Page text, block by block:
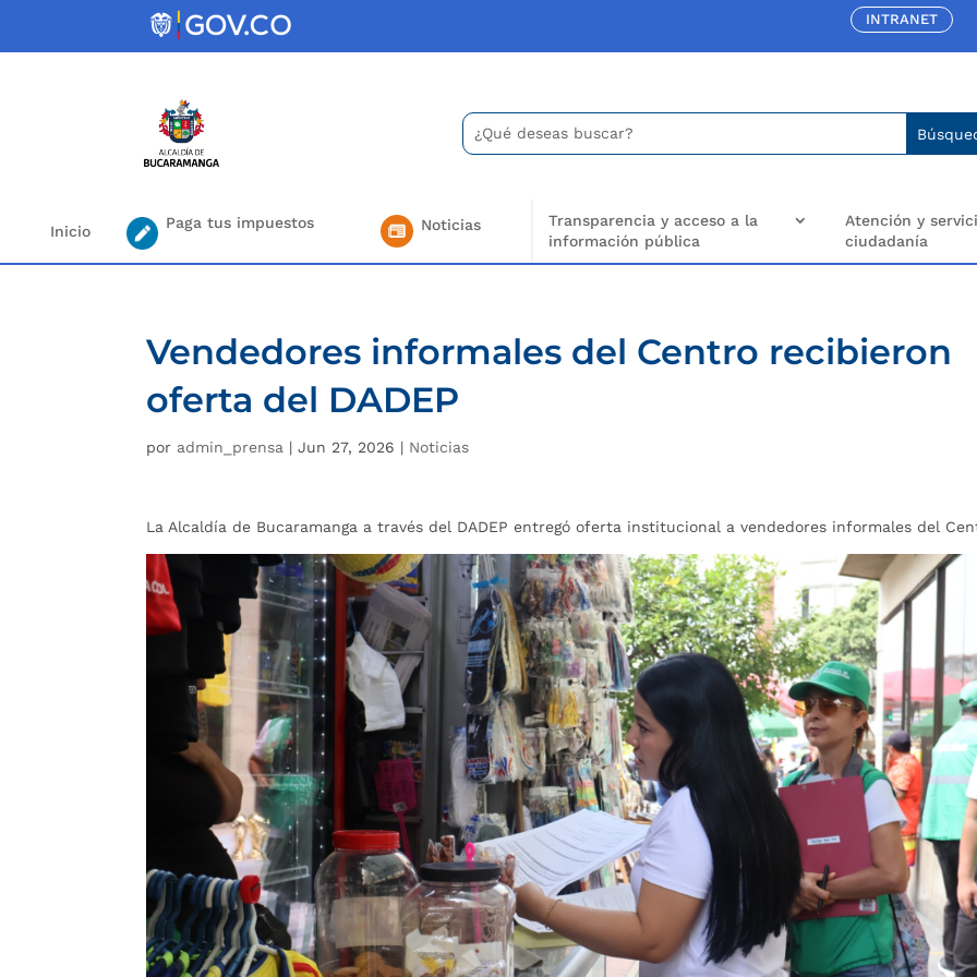
INTRANET
Buscar:
Search
for...
Inicio Paga tus impuestos Noticias
Transparencia y acceso a la
información pública
Atención y
ciudadanía
Vendedores informales del Centro recibieron
oferta del DADEP
por admin_prensa |Jun 27, 2026 | Noticias
La Alcaldía de Bucaramanga a través del DADEP entregó oferta institucional a vendedores informales del